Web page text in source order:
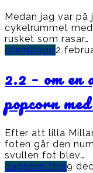
Medan jag var
cykelrummet
rusket som rasar…
b(arn)logg2
2.2 – om en
popcorn
Efter att lilla
foten går den
svullen fot blev…
dagsens tips9